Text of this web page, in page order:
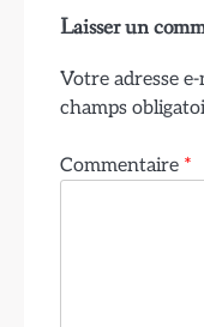
Laisser un
Votre adresse
champs
Commentaire *